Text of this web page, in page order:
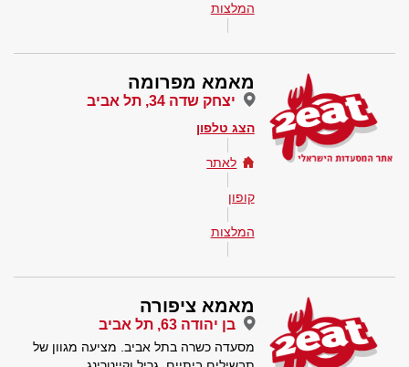
המלצות
מאמא מפרומה
יצחק שדה 34, תל אביב
הצג טלפון
לאתר
קופון
המלצות
מאמא ציפורה
בן יהודה 63, תל אביב
מסעדה כשרה בתל אביב. מציעה מגוון של